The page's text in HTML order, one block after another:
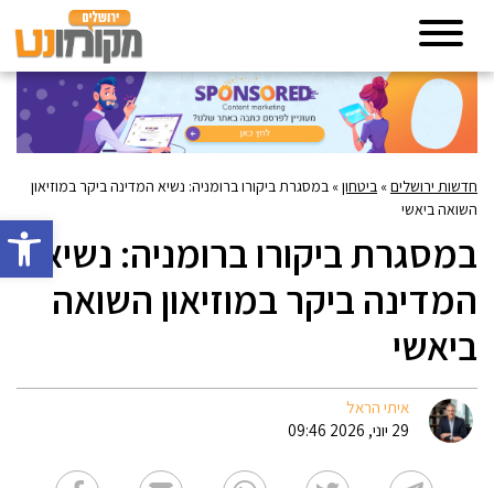
פתח
חדשות ירושלים» ביטחון» במסגרת ביקורו ברומניה: נשיא המדינה ביקר במוזיאון
השואה ביאשי
במסגרת ביקורו ברומניה: נשיא
המדינה ביקר במוזיאון השואה
ביאשי
איתי הראל
29 יוני, 2026 09:46